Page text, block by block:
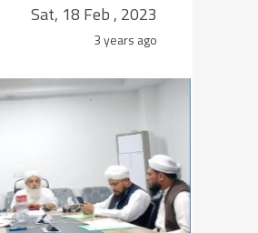
Sat, 18 Feb , 2023
3 years ago